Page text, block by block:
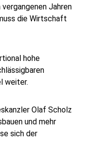
Jahren
die Wirtschaft
hohe
weiter.
Olaf Scholz
und mehr
sich der